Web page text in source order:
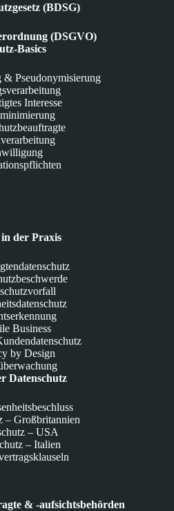
(BDSG)
(DSGVO)
Basics
Pseudonymisierung
Interesse
der Praxis
Business
by Design
Datenschutz
– Großbritannien
– USA
– Italien
& -aufsichtsbehörden